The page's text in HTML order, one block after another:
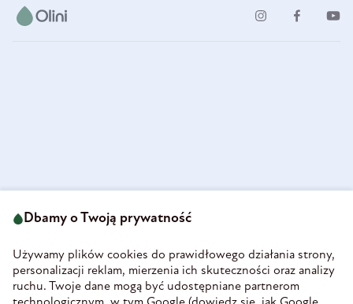
58-160 Świebodzice
REGON 890213034
INFORMACJE
Dbamy o Twoją prywatność
Używamy plików cookies do prawidłowego działania strony,
personalizacji reklam, mierzenia ich skuteczności oraz analizy
ruchu. Twoje dane mogą być udostępniane partnerom